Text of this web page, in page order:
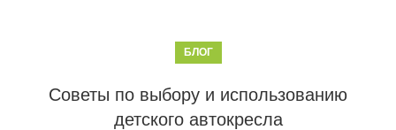
БЛОГ
Советы по выбору и использованию
детского автокресла